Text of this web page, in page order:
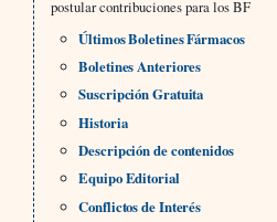
postular contribuciones para los BF
Últimos Boletines Fármacos
Boletines Anteriores
Suscripción Gratuita
Historia
Descripción de contenidos
Equipo Editorial
Conflictos de Interés